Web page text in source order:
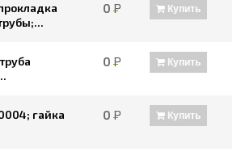
0Р Купить
0Р Купить
гайка
0Р Купить